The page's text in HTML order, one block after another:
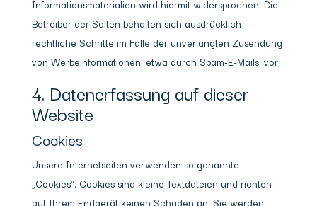
Informationsmaterialien wird hiermit widersprochen. Die
Betreiber der Seiten behalten sich ausdrücklich
rechtliche Schritte im Falle der unverlangten Zusendung
von Werbeinformationen, etwa durch Spam-E-Mails, vor.
4. Datenerfassung auf dieser
Website
Cookies
Unsere Internetseiten verwenden so genannte
„Cookies“. Cookies sind kleine Textdateien und richten
auf Ihrem Endgerät keinen Schaden an. Sie werden